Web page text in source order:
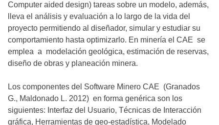
Computer aided design) tareas sobre un modelo, además,
lleva el análisis y evaluación a lo largo de la vida del
proyecto permitiendo al diseñador, simular y estudiar su
comportamiento hasta optimizarlo. En minería el CAE se
emplea a modelación geológica, estimación de reservas,
diseño de obras y planeación minera.
Los componentes del Software Minero CAE (Granados
G., Maldonado L. 2012) en forma genérica son los
siguientes: Interfaz del Usuario, Técnicas de Interacción
gráfica, Herramientas de geo-estadística, Modelado